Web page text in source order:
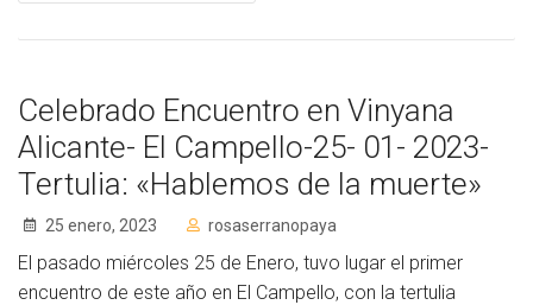
Celebrado Encuentro en Vinyana
Alicante- El Campello-25- 01- 2023-
Tertulia: «Hablemos de la muerte»
25 enero, 2023 rosaserranopaya
El pasado miércoles 25 de Enero, tuvo lugar el primer
encuentro de este año en El Campello, con la tertulia